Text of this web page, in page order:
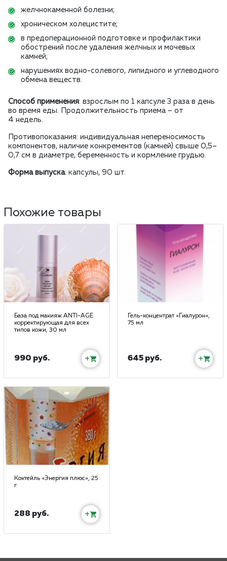
желчнокаменной болезни;
хроническом холецистите;
в предоперационной подготовке и профилактики
обострений после удаления желчных и мочевых
камней;
нарушениях водно-солевого, липидного и углеводного
обмена веществ.
Способ применения: взрослым по 1 капсуле 3 раза в день
во время еды. Продолжительность приема – от
4 недель.
Противопоказания: индивидуальная непереносимость
компонентов, наличие конкрементов (камней) свыше 0,5–
0,7 см в диаметре, беременность и кормление грудью.
Форма выпуска: капсулы, 90 шт.
Похожие товары
База под макияж ANTI-AGE
корректирующая для всех
типов кожи, 30 мл
990 руб. +
Гель-концентрат «Гиалурон»,
75 мл
645 руб. +
Коктейль «Энергия плюс», 25
г
288 руб. +